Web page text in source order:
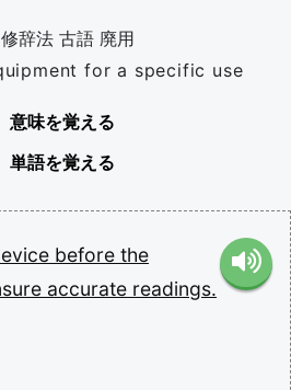
修辞法 古語 廃用
for a specific use
意味を覚える
単語を覚える
before the
accurate readings.